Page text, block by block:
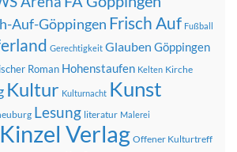
Auf-Göppingen Frisch Auf Fußball
Gerechtigkeit Glauben Göppingen
Roman Hohenstaufen Kelten Kirche
Kultur Kulturnacht Kunst
Lesung literatur Malerei
Verlag Offener Kulturtreff